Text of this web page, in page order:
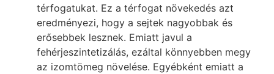
térfogatukat. Ez a térfogat növekedés azt
eredményezi, hogy a sejtek nagyobbak és
erősebbek lesznek. Emiatt javul a
fehérjeszintetizálás, ezáltal könnyebben megy
az izomtömeg növelése. Egyébként emiatt a